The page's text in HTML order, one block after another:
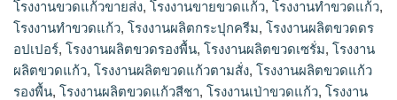
โรงงานขวดแก้วขายส่ง, โรงงานขายขวดแก้ว, โรงงานทำขวดแก้ว,
โรงงานทําขวดแก้ว, โรงงานผลิตกระปุกครีม, โรงงานผลิตขวดดร
อปเปอร์, โรงงานผลิตขวดรองพื้น, โรงงานผลิตขวดเซรั่ม, โรงงาน
ผลิตขวดแก้ว, โรงงานผลิตขวดแก้วตามสั่ง, โรงงานผลิตขวดแก้ว
รองพื้น, โรงงานผลิตขวดแก้วสีชา, โรงงานเป่าขวดแก้ว, โรงงาน